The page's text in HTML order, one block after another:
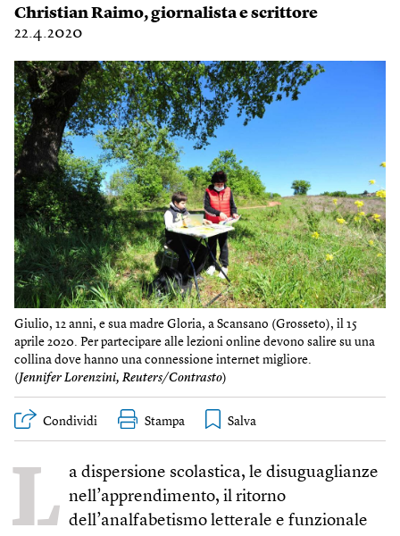
Christian Raimo, giornalista e scrittore
22.4.2020
Giulio, 12 anni, e sua madre Gloria, a Scansano (Grosseto), il 15
aprile 2020. Per partecipare alle lezioni online devono salire su una
collina dove hanno una connessione internet migliore.
(Jennifer Lorenzini, Reuters/Contrasto)
Condividi Stampa
L a dispersione scolastica, le disuguaglianze
nell’apprendimento, il ritorno
dell’analfabetismo letterale e funzionale